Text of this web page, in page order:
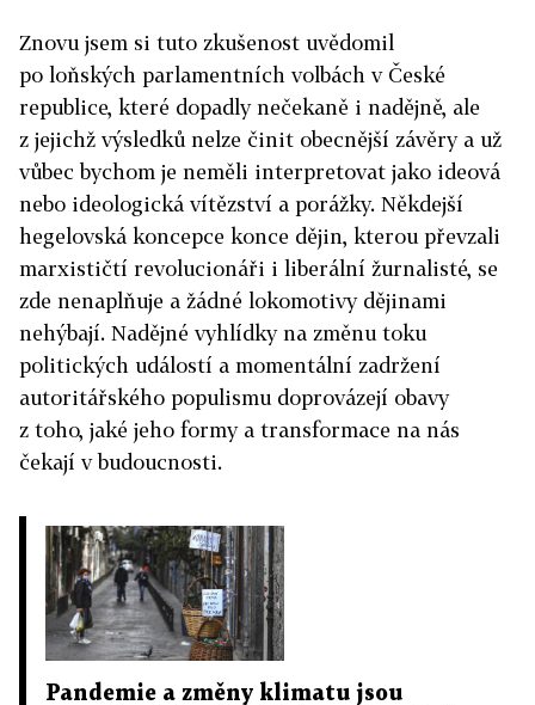
Znovu jsem si tuto zkušenost uvědomil
po loňských parlamentních volbách v České
republice, které dopadly nečekaně i nadějně, ale
z jejichž výsledků nelze činit obecnější závěry a už
vůbec bychom je neměli interpretovat jako ideová
nebo ideologická vítězství a porážky. Někdejší
hegelovská koncepce konce dějin, kterou převzali
marxističtí revolucionáři i liberální žurnalisté, se
zde nenaplňuje a žádné lokomotivy dějinami
nehýbají. Nadějné vyhlídky na změnu toku
politických událostí a momentální zadržení
autoritářského populismu doprovázejí obavy
z toho, jaké jeho formy a transformace na nás
čekají v budoucnosti.
Pandemie a změny klimatu jsou